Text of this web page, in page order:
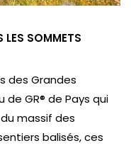
LES SOMMETS
des Grandes
de GR® de Pays qui
massif des
balisés, ces